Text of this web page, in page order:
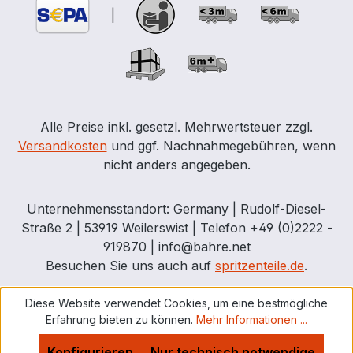
Dach des Sicherheitscontainers ist
begehbar (ausgelegt für 125 kg/m2
über die innen liegende Regenrinne. Für
die Lagerung brennbarer Stoffe im Freien
ausreichender Sicherheitsabstand von
min. 10 Metern zu Gebäuden eingehalten
werden kann oder eine vorhandene
gemäß DIN 4102) ausgeführt ist oder eine
technische oder natürliche Belüftung für
den erforderlichen Luftwechsel sorgt. Bei
Lieferung erfolgt die Entladung der Ware
durch den Kunden ! Alternativ können Sie
eine Entladung durch den LKW-Kran mit
bestellen (siehe Zubehör) ! Frachtkosten
und Lieferzeiten für Sicherheits-
Alle Preise inkl. gesetzl. Mehrwertsteuer zzgl.
Versandkostenund ggf. Nachnahmegebühren, wenn
nicht anders angegeben.
Unternehmensstandort: Germany | Rudolf-Diesel-
Straße 2 | 53919 Weilerswist | Telefon +49 (0)2222 -
919870 | info@bahre.net
Besuchen Sie uns auch auf spritzenteile.de.
Diese Website verwendet Cookies, um eine bestmögliche
Erfahrung bieten zu können. Mehr Informationen ...